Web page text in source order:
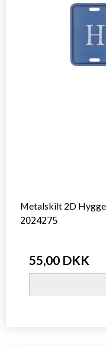
Metalskilt 2D Hygge
2024275
55,00 DKK